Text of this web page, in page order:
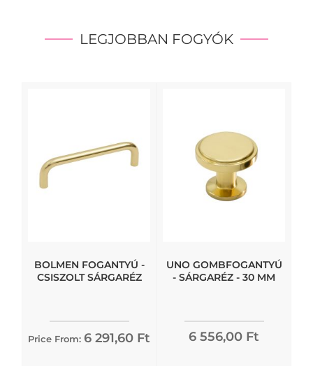
LEGJOBBAN FOGYÓK
BOLMEN FOGANTYÚ -
CSISZOLT SÁRGARÉZ
Price From: 6 291,60 Ft
UNO GOMBFOGANTYÚ
- SÁRGARÉZ - 30 MM
6 556,00 Ft